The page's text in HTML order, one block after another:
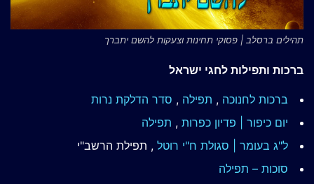
תהילים ברסלב | פסוקי תחינות וצעקות להשם יתברך
ברכות ותפילות לחגי ישראל
ברכות לחנוכה , תפילה , סדר הדלקת נרות
יום כיפור | פדיון כפרות , תפילה
ל"ג בעומר | סגולת ח"י רוטל , תפילת הרשב"י
סוכות – תפילה